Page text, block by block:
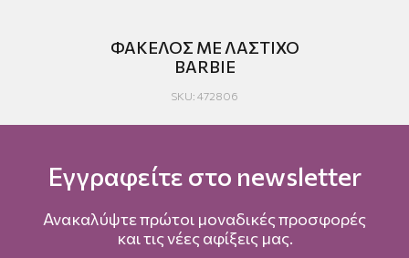
ΦΑΚΕΛΟΣ ΜΕ ΛΑΣΤΙΧΟ
BARBIE
SKU: 472806
Εγγραφείτε στο newsletter
Ανακαλύψτε πρώτοι μοναδικές προσφορές
και τις νέες αφίξεις μας.